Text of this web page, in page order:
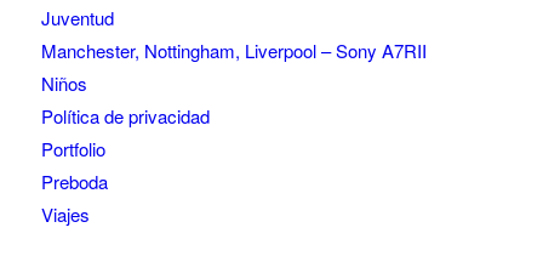
Juventud
Manchester, Nottingham, Liverpool – Sony A7RII
Niños
Política de privacidad
Portfolio
Preboda
Viajes